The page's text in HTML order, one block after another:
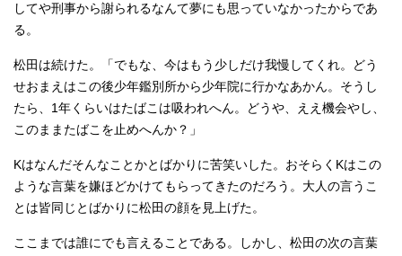
してや刑事から謝られるなんて夢にも思っていなかったからであ
る。
松田は続けた。「でもな、今はもう少しだけ我慢してくれ。どう
せおまえはこの後少年鑑別所から少年院に行かなあかん。そうし
たら、1年くらいはたばこは吸われへん。どうや、ええ機会やし、
このままたばこを止めへんか？」
Kはなんだそんなことかとばかりに苦笑いした。おそらくKはこの
ような言葉を嫌ほどかけてもらってきたのだろう。大人の言うこ
とは皆同じとばかりに松田の顔を見上げた。
ここまでは誰にでも言えることである。しかし、松田の次の言葉